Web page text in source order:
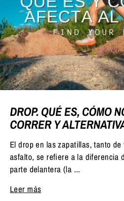
DROP. QUÉ ES, CÓMO
CORRER Y
El drop en las zapatillas, tanto
asfalto, se refiere a la diferencia
parte delantera (la ...
Leer más